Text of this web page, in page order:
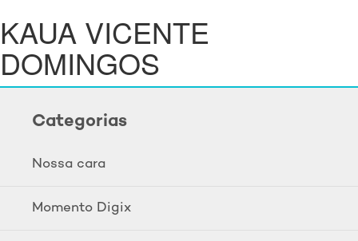
KAUA VICENTE
DOMINGOS
Categorias
Nossa cara
Momento Digix